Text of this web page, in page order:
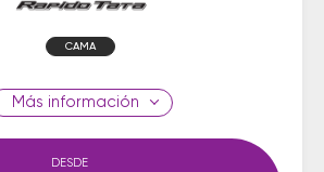
CAMA
información
DESDE